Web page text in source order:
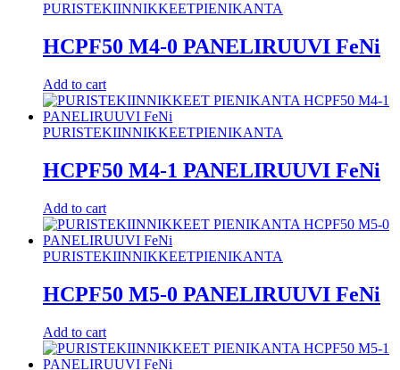
PURISTEKIINNIKKEETPIENIKANTA
HCPF50 M4-0 PANELIRUUVI FeNi
Add to cart
PURISTEKIINNIKKEETPIENIKANTA
HCPF50 M4-1 PANELIRUUVI FeNi
Add to cart
PURISTEKIINNIKKEETPIENIKANTA
HCPF50 M5-0 PANELIRUUVI FeNi
Add to cart